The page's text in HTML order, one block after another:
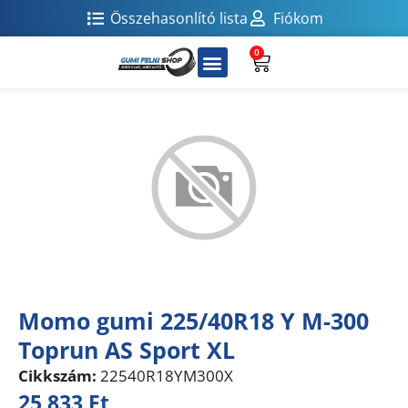
Összehasonlító lista Fiókom
0
Momo gumi 225/40R18 Y M-300
Toprun AS Sport XL
Cikkszám: 22540R18YM300X